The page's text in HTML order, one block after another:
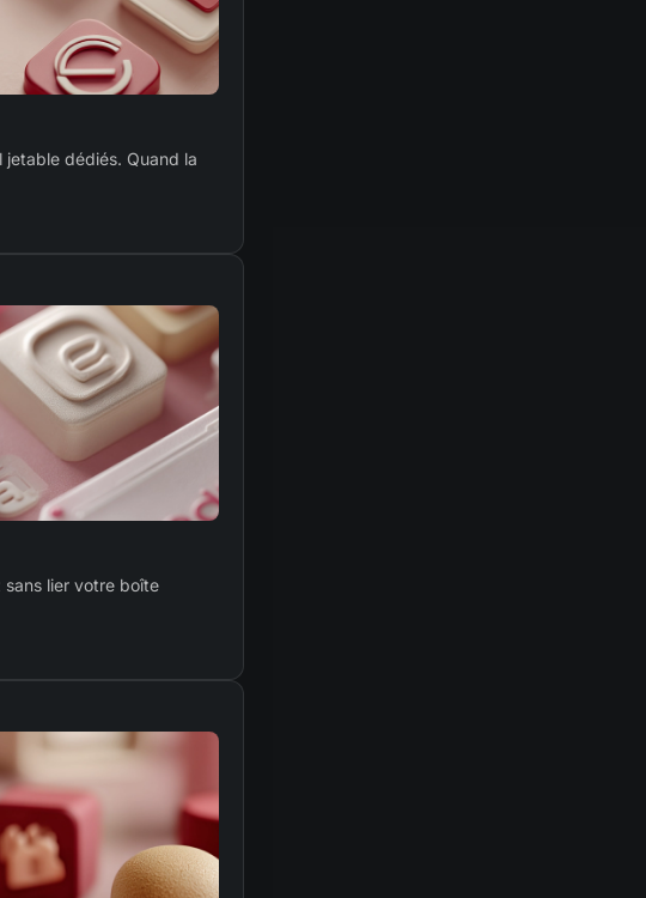
dédiés. Quand la
lier votre boîte